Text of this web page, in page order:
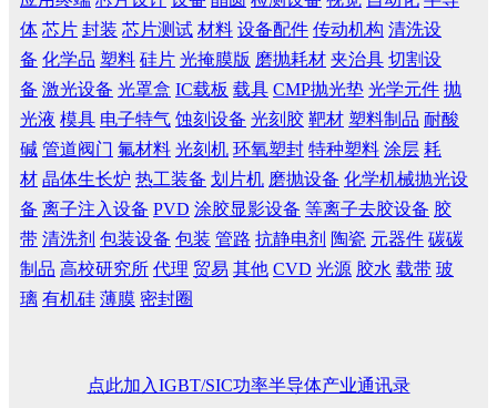
体 芯片 封装 芯片测试 材料 设备配件 传动机构 清洗设
备 化学品 塑料 硅片 光掩膜版 磨抛耗材 夹治具 切割设
备 激光设备 光罩盒 IC载板 载具 CMP抛光垫 光学元件 抛
光液 模具 电子特气 蚀刻设备 光刻胶 靶材 塑料制品 耐酸
碱 管道阀门 氟材料 光刻机 环氧塑封 特种塑料 涂层 耗
材 晶体生长炉 热工装备 划片机 磨抛设备 化学机械抛光设
备 离子注入设备 PVD 涂胶显影设备 等离子去胶设备 胶
带 清洗剂 包装设备 包装 管路 抗静电剂 陶瓷 元器件 碳碳
制品 高校研究所 代理 贸易 其他 CVD 光源 胶水 载带 玻
璃 有机硅 薄膜 密封圈
点此加入IGBT/SIC功率半导体产业通讯录